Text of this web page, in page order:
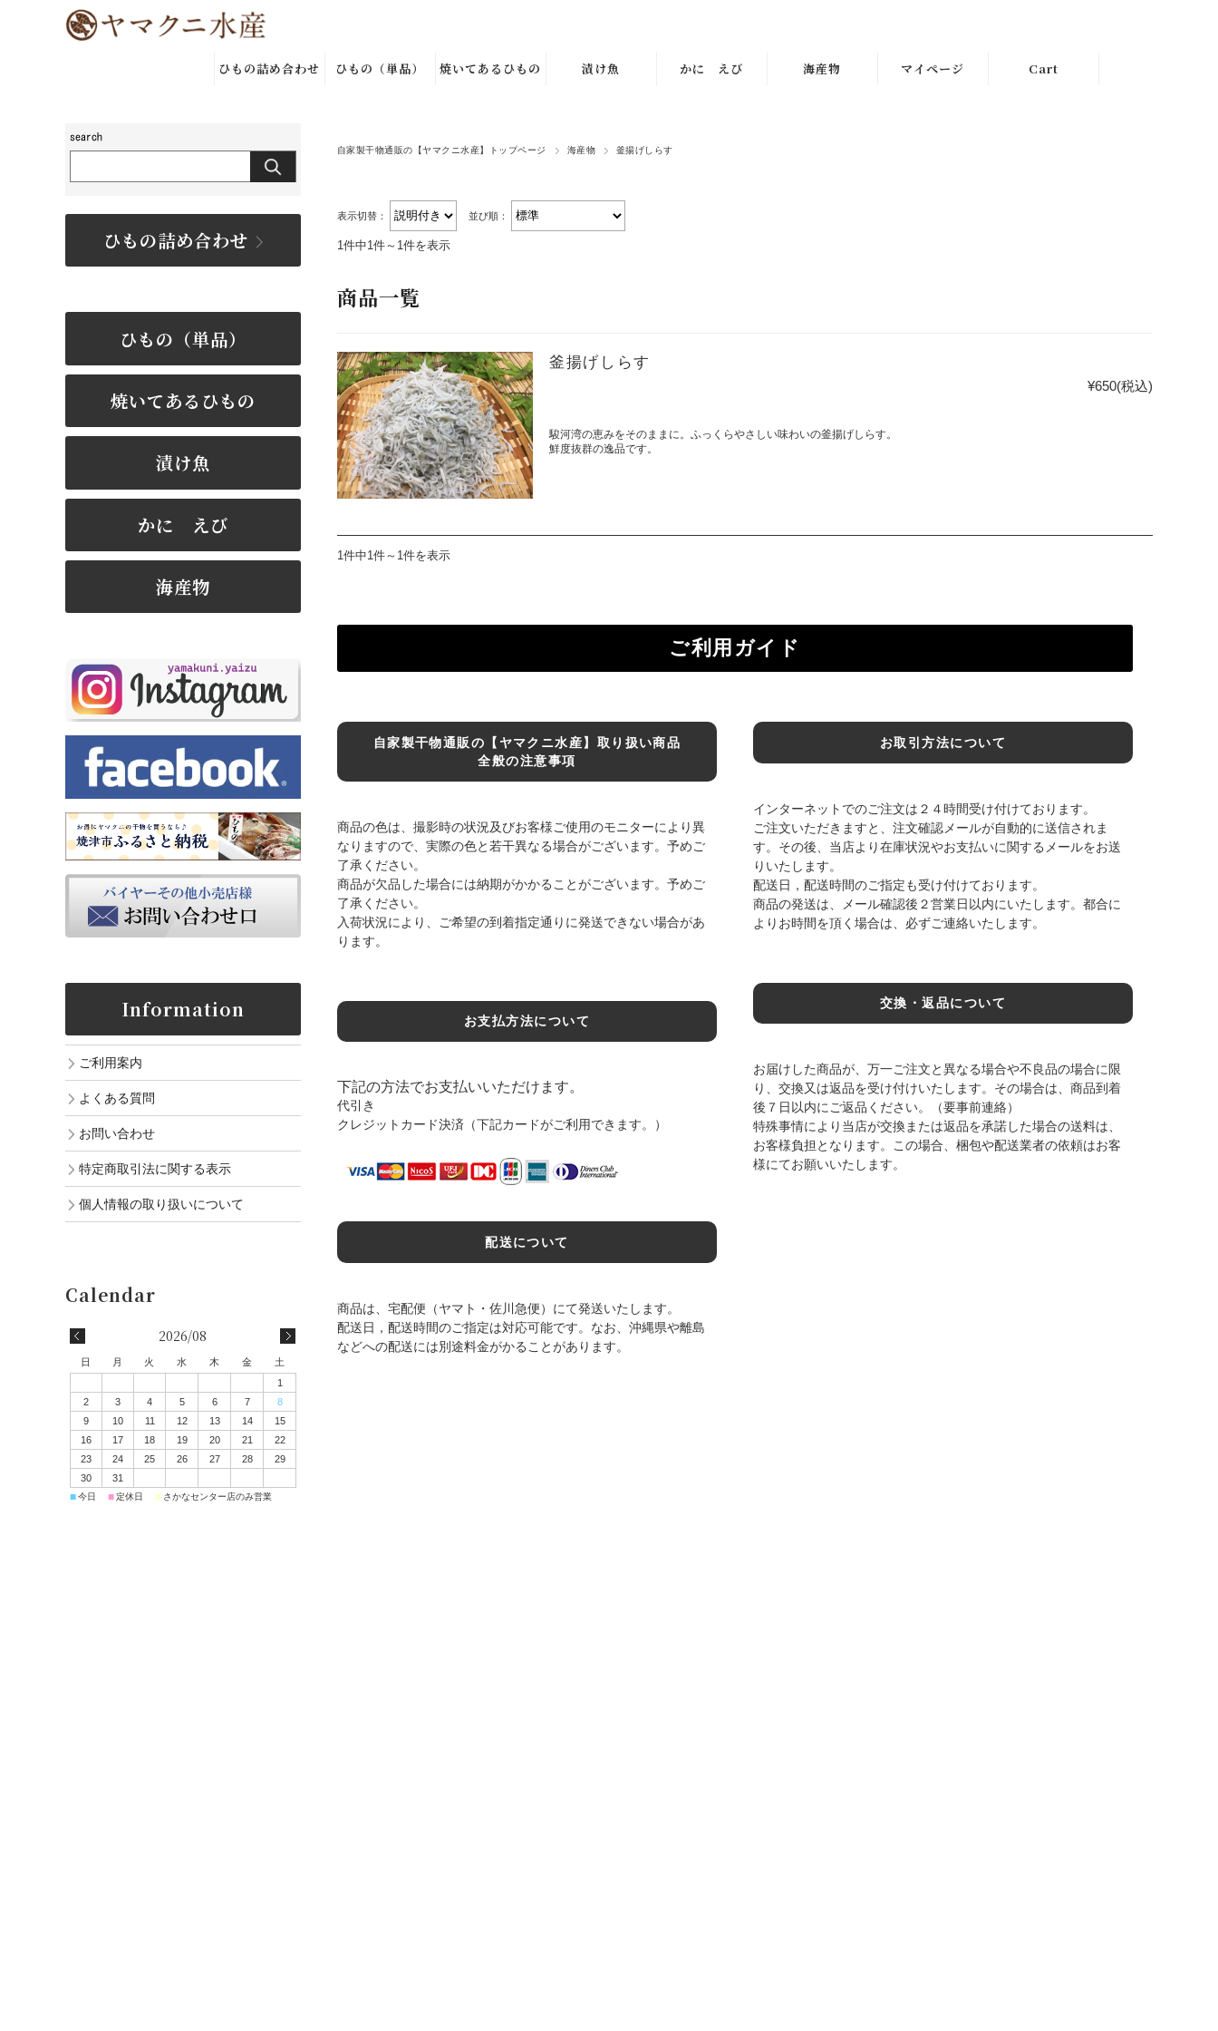
ひもの詰め合わせ ひもの（単品） 焼いてあるひもの 漬け魚 かに えび 海産物 マイページ Cart
自家製干物通販の【ヤマクニ水産】トップページ 海産物 釜揚げしらす
表示切替： 並び順：
1件中1件～1件を表示
商品一覧
釜揚げしらす
¥650(税込)
駿河湾の恵みをそのままに。ふっくらやさしい味わいの釜揚げしらす。
鮮度抜群の逸品です。
1件中1件～1件を表示
ご利用ガイド
自家製干物通販の【ヤマクニ水産】取り扱い商品
全般の注意事項
商品の色は、撮影時の状況及びお客様ご使用のモニターにより異
なりますので、実際の色と若干異なる場合がございます。予めご
了承ください。
商品が欠品した場合には納期がかかることがございます。予めご
了承ください。
入荷状況により、ご希望の到着指定通りに発送できない場合があ
ります。
お支払方法について
下記の方法でお支払いいただけます。
代引き
クレジットカード決済（下記カードがご利用できます。）
配送について
商品は、宅配便（ヤマト・佐川急便）にて発送いたします。
配送日，配送時間のご指定は対応可能です。なお、沖縄県や離島
などへの配送には別途料金がかることがあります。
お取引方法について
インターネットでのご注文は２４時間受け付けております。
ご注文いただきますと、注文確認メールが自動的に送信されま
す。その後、当店より在庫状況やお支払いに関するメールをお送
りいたします。
配送日，配送時間のご指定も受け付けております。
商品の発送は、メール確認後２営業日以内にいたします。都合に
よりお時間を頂く場合は、必ずご連絡いたします。
交換・返品について
お届けした商品が、万一ご注文と異なる場合や不良品の場合に限
り、交換又は返品を受け付けいたします。その場合は、商品到着
後７日以内にご返品ください。（要事前連絡）
特殊事情により当店が交換または返品を承諾した場合の送料は、
お客様負担となります。この場合、梱包や配送業者の依頼はお客
様にてお願いいたします。
ひもの詰め合わせ
ひもの（単品）
焼いてあるひもの
漬け魚
かに えび
海産物
Information
ご利用案内
よくある質問
お問い合わせ
特定商取引法に関する表示
個人情報の取り扱いについて
2026/08
日 月 火 水 木 金
土
1
2
3 4 5 6 7
8
9
10 11 12 13 14
15
16
17 18 19 20 21
22
23
24 25 26 27 28
29
30
31
■今日 ■定休日 ■ さかなセンター店のみ営業